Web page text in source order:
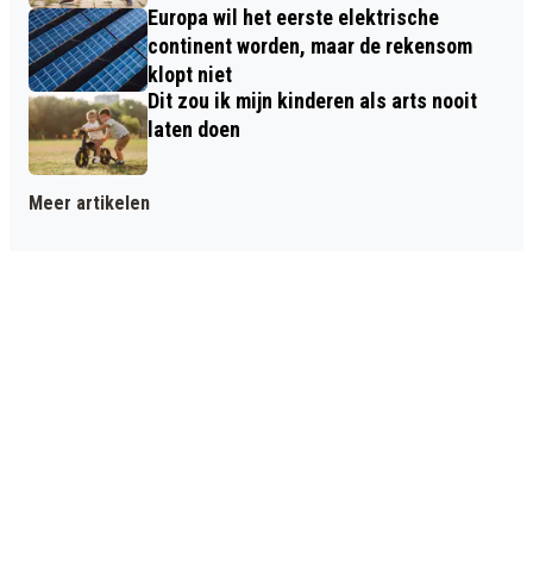
Europa wil het eerste elektrische
continent worden, maar de rekensom
klopt niet
Dit zou ik mijn kinderen als arts nooit
laten doen
Meer artikelen